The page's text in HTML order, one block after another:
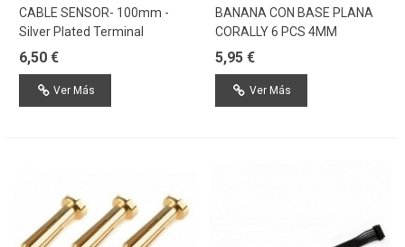
CABLE SENSOR- 100mm -
Silver Plated Terminal
6,50 €
Ver Más
BANANA CON BASE PLANA
CORALLY 6 PCS 4MM
5,95 €
Ver Más